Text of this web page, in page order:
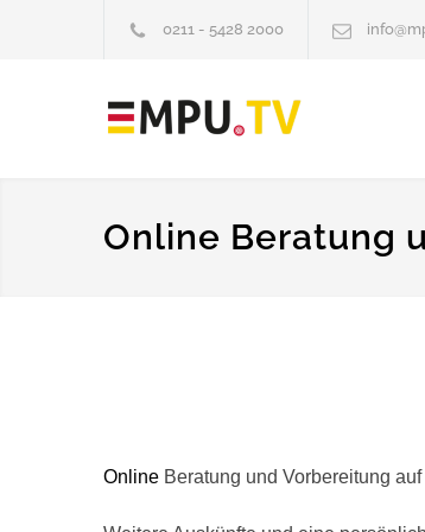
0211 - 5428 2000
Online Beratung
Online Beratung und Vorbereitung